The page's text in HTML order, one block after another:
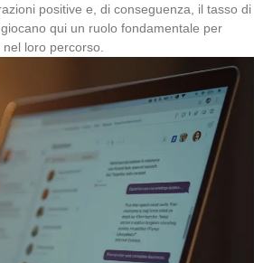
positive e, di conseguenza, il tasso di
qui un ruolo fondamentale per
loro percorso.